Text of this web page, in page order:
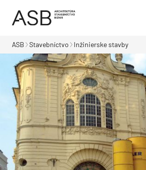
ASB Stavebníctvo Inžinierske stavby